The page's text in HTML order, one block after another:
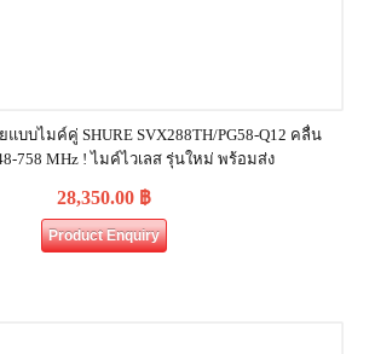
บบไมค์คู่ SHURE SVX288TH/PG58-Q12 คลื่น
758 MHz ! ไมค์ไวเลส รุ่นใหม่ พร้อมส่ง
28,350.00 ฿
Product Enquiry